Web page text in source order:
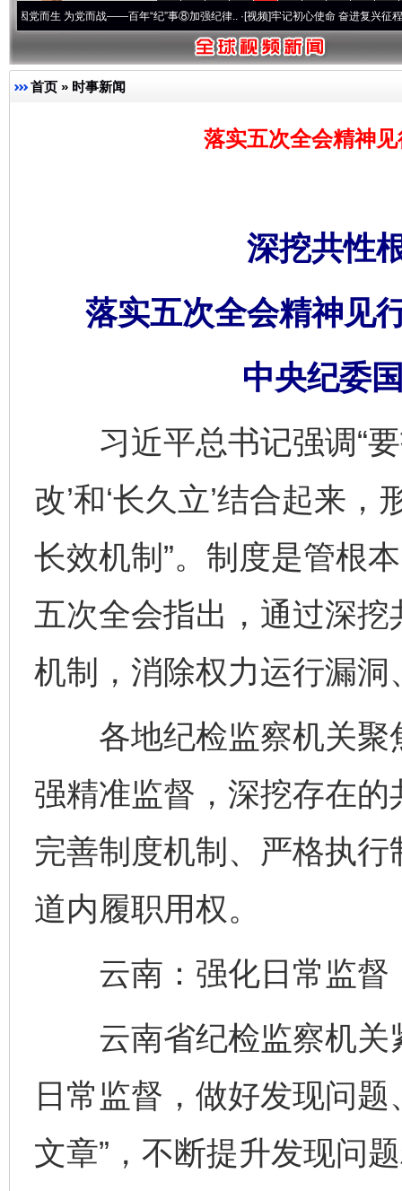
为党而战——百年“纪”事⑧加强纪律..·[视频]牢记初心使命 奋进复兴征程丨“转折之
首页 » 时事新闻
落实五次全会精神
深挖共性
落实五次全会精神见
中央纪委
习近平总书记强调“要
改’和‘长久立’结合起来
长效机制”。制度是管根
五次全会指出，通过深
机制，消除权力运行漏
各地纪检监察机关聚
强精准监督，深挖存在
完善制度机制、严格执
道内履职用权。
云南：强化日常监督
云南省纪检监察机关
日常监督，做好发现问
文章”，不断提升发现问